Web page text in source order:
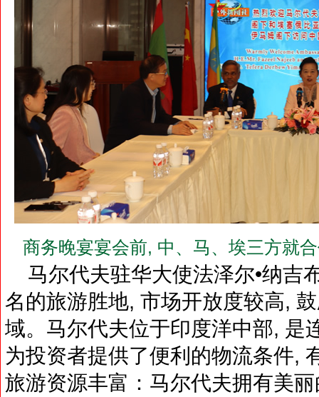
商务晚宴宴会前, 中、马、埃三方就
马尔代夫驻华大使法泽尔•纳吉
名的旅游胜地, 市场开放度较高,
域。马尔代夫位于印度洋中部, 是
为投资者提供了便利的物流条件,
旅游资源丰富：马尔代夫拥有美